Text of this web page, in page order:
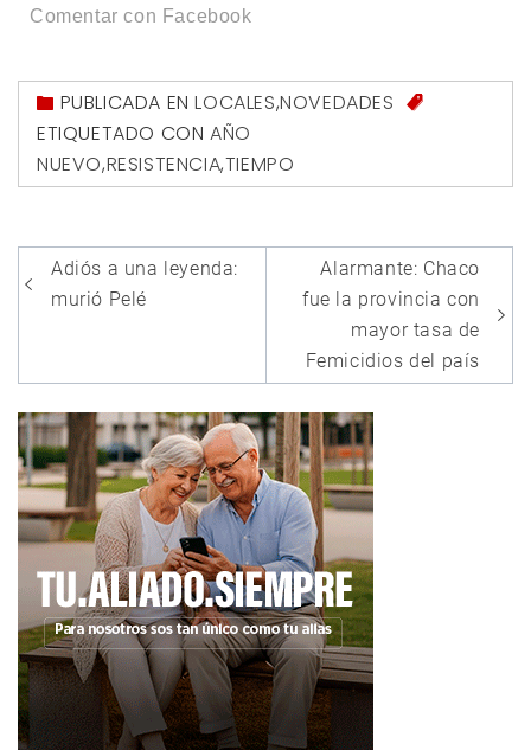
Comentar con Facebook
PUBLICADA ENLOCALES,NOVEDADES
ETIQUETADO CON AÑO
NUEVO,RESISTENCIA,TIEMPO
Navegación
de
Adiós a una leyenda:
murió Pelé
Alarmante: Chaco
fue la provincia con
mayor tasa de
Femicidios del país